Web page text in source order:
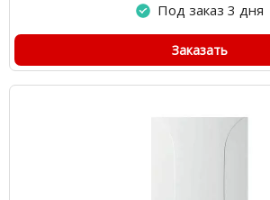
Под заказ 3 дня
Заказать